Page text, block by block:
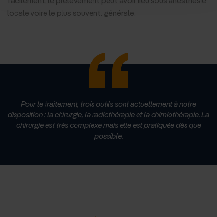
locale voire le plus souvent, générale.
Pour le traitement, trois outils sont actuellement à notre
disposition : la chirurgie, la radiothérapie et la chimiothérapie. La
chirurgie est très complexe mais elle est pratiquée dès que
possible.